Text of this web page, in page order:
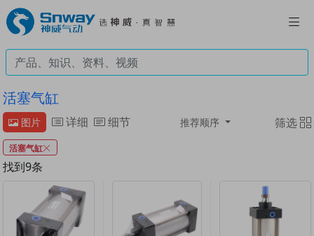
活塞气缸
图片 详细 细节 推荐顺序 筛选
活塞气缸
找到9条